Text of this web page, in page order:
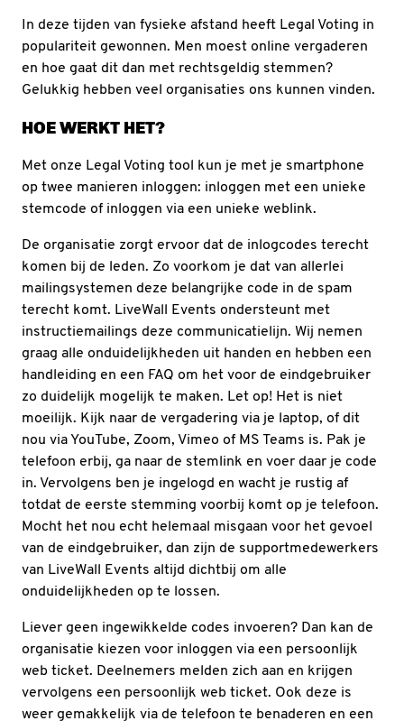
In deze tijden van fysieke afstand heeft Legal Voting in
populariteit gewonnen. Men moest online vergaderen
en hoe gaat dit dan met rechtsgeldig stemmen?
Gelukkig hebben veel organisaties ons kunnen vinden.
HOE WERKT HET?
Met onze Legal Voting tool kun je met je smartphone
op twee manieren inloggen: inloggen met een unieke
stemcode of inloggen via een unieke weblink.
De organisatie zorgt ervoor dat de inlogcodes terecht
komen bij de leden. Zo voorkom je dat van allerlei
mailingsystemen deze belangrijke code in de spam
terecht komt. LiveWall Events ondersteunt met
instructiemailings deze communicatielijn. Wij nemen
graag alle onduidelijkheden uit handen en hebben een
handleiding en een FAQ om het voor de eindgebruiker
zo duidelijk mogelijk te maken. Let op! Het is niet
moeilijk. Kijk naar de vergadering via je laptop, of dit
nou via YouTube, Zoom, Vimeo of MS Teams is. Pak je
telefoon erbij, ga naar de stemlink en voer daar je code
in. Vervolgens ben je ingelogd en wacht je rustig af
totdat de eerste stemming voorbij komt op je telefoon.
Mocht het nou echt helemaal misgaan voor het gevoel
van de eindgebruiker, dan zijn de supportmedewerkers
van LiveWall Events altijd dichtbij om alle
onduidelijkheden op te lossen.
Liever geen ingewikkelde codes invoeren? Dan kan de
organisatie kiezen voor inloggen via een persoonlijk
web ticket. Deelnemers melden zich aan en krijgen
vervolgens een persoonlijk web ticket. Ook deze is
weer gemakkelijk via de telefoon te benaderen en een